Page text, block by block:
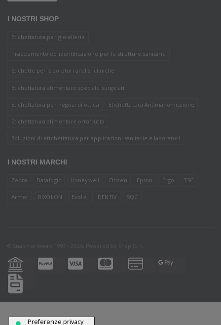
I NOSTRI SHOP
Etichettatura per gioiellerie
Tracciamento ed identificazione per le strutture sanitarie
Etichette per laboratori analisi cliniche
Etichettatura alimentare speciale surgelati
Etichettatura per negozi di ottica Etichettatura Antimanomissione
Etichettatura alimentare ortofrutta
Soluzioni di etichettatura per applicazioni sanitarie e laboratori
I NOSTRI MARCHI
Zebra Datalogic Honeywell Citizen Epson Ergo TSC
Armor BIXOLON Evolis IDENTIV SQC
© Snap hardware 1997 - 2026. Powered by Snap S.r.l.